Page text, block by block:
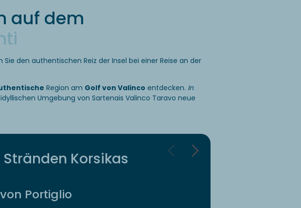
auf dem
den authentischen Reiz der Insel bei einer Reise an der
Region am Golf von Valinco entdecken. In
Umgebung von Sartenais Valinco Taravo neue
Korsikas
Portiglio